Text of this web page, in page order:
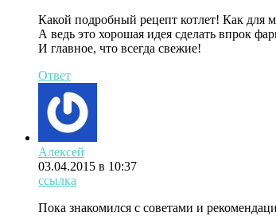
Какой подробный рецепт котлет! Как для
А ведь это хорошая идея сделать впрок
И главное, что всегда свежие!
Ответ
Алексей
03.04.2015 в 10:37
ссылка
Пока знакомился с советами и